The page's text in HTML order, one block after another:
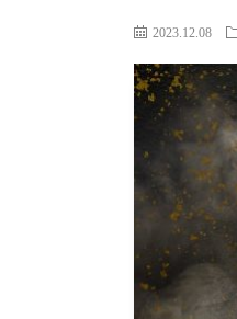
2023.12.08